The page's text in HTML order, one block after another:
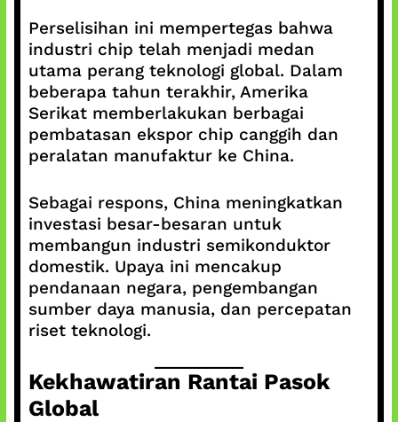
Perselisihan ini mempertegas bahwa
industri chip telah menjadi medan
utama perang teknologi global. Dalam
beberapa tahun terakhir, Amerika
Serikat memberlakukan berbagai
pembatasan ekspor chip canggih dan
peralatan manufaktur ke China.
Sebagai respons, China meningkatkan
investasi besar-besaran untuk
membangun industri semikonduktor
domestik. Upaya ini mencakup
pendanaan negara, pengembangan
sumber daya manusia, dan percepatan
riset teknologi.
Kekhawatiran Rantai Pasok
Global